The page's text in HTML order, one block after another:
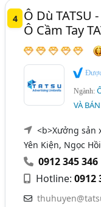
4
Ô Dù TATSU
Ô Cầm Tay
Ngành:
VÀ
<b>Xưởng sản
Yên Kiện, Ngọc
0912 345 346
Hotline:0912